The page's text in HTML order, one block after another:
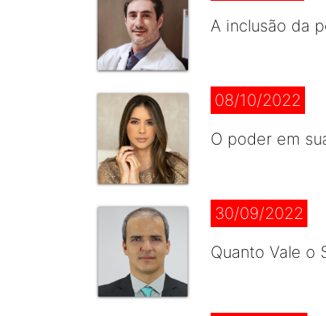
A inclusão da
08/10/2022
O poder em
30/09/2022
Quanto Vale o